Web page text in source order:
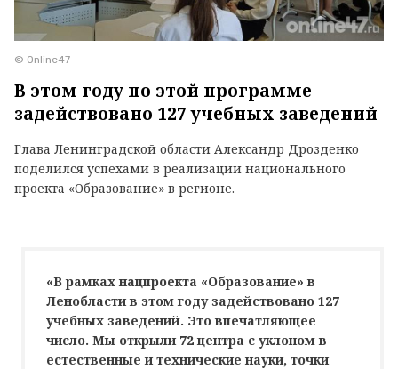
© Online47
В этом году по этой программе
задействовано 127 учебных заведений
Глава Ленинградской области Александр Дрозденко
поделился успехами в реализации национального
проекта «Образование» в регионе.
«В рамках нацпроекта «Образование» в
Ленобласти в этом году задействовано 127
учебных заведений. Это впечатляющее
число. Мы открыли 72 центра с уклоном в
естественные и технические науки, точки